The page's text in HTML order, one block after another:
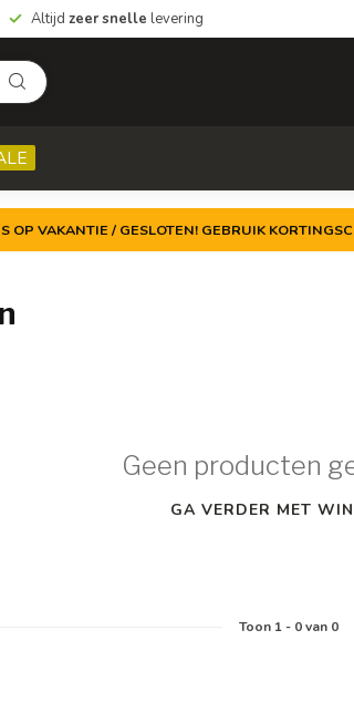
Altijd zeer snelle levering
VAKANTIE / GESLOTEN! GEBRUIK
Geen producten
GA VERDER MET
Toon 1- 0van 0